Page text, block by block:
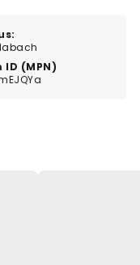
ID (MPN)